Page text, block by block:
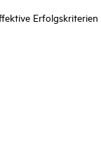
Erfolgskriterien